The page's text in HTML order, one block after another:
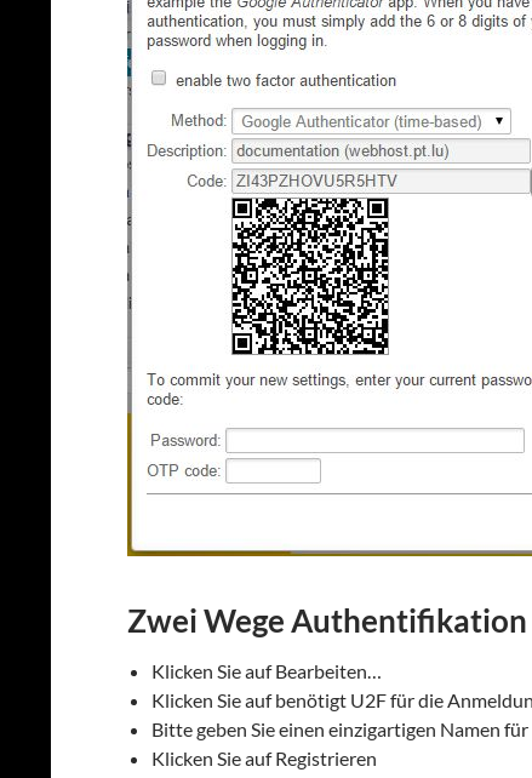
Zwei Wege Authentifikation
Klicken Sie auf Bearbeiten…
Klicken Sie auf benötigt U2F für die
Bitte geben Sie einen einzigartigen Namen
Klicken Sie auf Registrieren